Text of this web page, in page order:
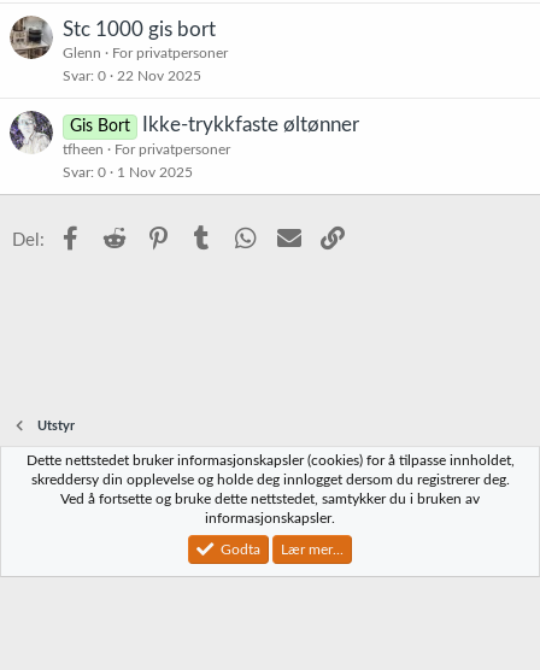
Stc 1000 gis bort
Glenn
For privatpersoner
Svar 0 22 Nov 2025
Gis Bort Ikke-trykkfaste øltønner
tfheen
For privatpersoner
Svar 0 1 Nov 2025
Del: Facebook
Reddit PinterestTumblr WhatsApp
E-post
Utstyr
Norbrygg-default
Vilkår og regler Personvernregler
Community platform by XenForo® © 2010-2023 XenForo Ltd.
Dette nettstedet bruker informasjonskapsler (cookies) for å tilpasse innholdet,
skreddersy din opplevelse og holde deg innlogget dersom du registrerer deg.
Ved å fortsette og bruke dette nettstedet, samtykker du i bruken av
informasjonskapsler.
Godta Lær mer...